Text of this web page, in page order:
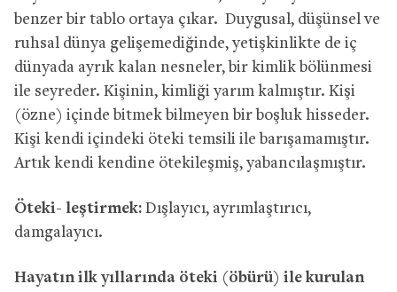
benzer bir tablo ortaya çıkar. Duygusal, düşünsel ve
ruhsal dünya gelişemediğinde, yetişkinlikte de iç
dünyada ayrık kalan nesneler, bir kimlik bölünmesi
ile seyreder. Kişinin, kimliği yarım kalmıştır. Kişi
(özne) içinde bitmek bilmeyen bir boşluk hisseder.
Kişi kendi içindeki öteki temsili ile barışamamıştır.
Artık kendi kendine ötekileşmiş, yabancılaşmıştır.
Öteki- leştirmek: Dışlayıcı, ayrımlaştırıcı,
damgalayıcı.
Hayatın ilk yıllarında öteki (öbürü) ile kurulan